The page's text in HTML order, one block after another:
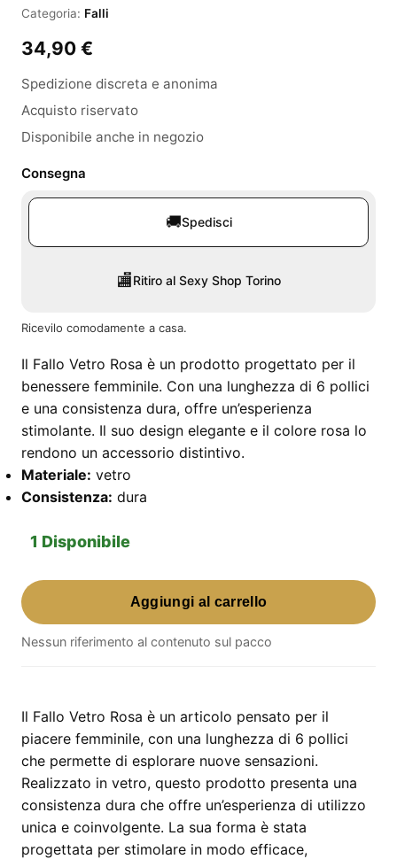
Categoria: Falli
34,90 €
Spedizione discreta e anonima
Acquisto riservato
Disponibile anche in negozio
Consegna
🚚Spedisci
🏬Ritiro al Sexy Shop Torino
Ricevilo comodamente a casa.
Il Fallo Vetro Rosa è un prodotto progettato per il
benessere femminile. Con una lunghezza di 6 pollici
e una consistenza dura, offre un’esperienza
stimolante. Il suo design elegante e il colore rosa lo
rendono un accessorio distintivo.
Materiale: vetro
Consistenza: dura
1 Disponibile
Fallo
Vetro
Rosa
–
design
stimolante
quantità
Aggiungi al carrello
Nessun riferimento al contenuto sul pacco
Il Fallo Vetro Rosa è un articolo pensato per il
piacere femminile, con una lunghezza di 6 pollici
che permette di esplorare nuove sensazioni.
Realizzato in vetro, questo prodotto presenta una
consistenza dura che offre un’esperienza di utilizzo
unica e coinvolgente. La sua forma è stata
progettata per stimolare in modo efficace,